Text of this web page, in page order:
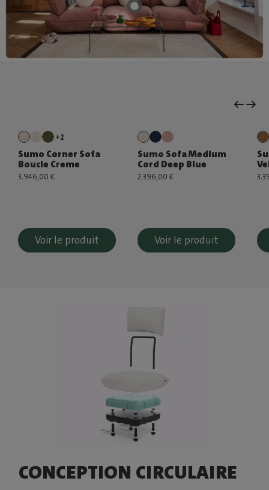
+2
Sumo Corner Sofa
Boucle Creme
3.946,00 €
Voir le produit
Sumo Sofa Medium
Cord Deep Blue
2.396,00 €
Voir le produit
CONCEPTION CIRCULAIRE